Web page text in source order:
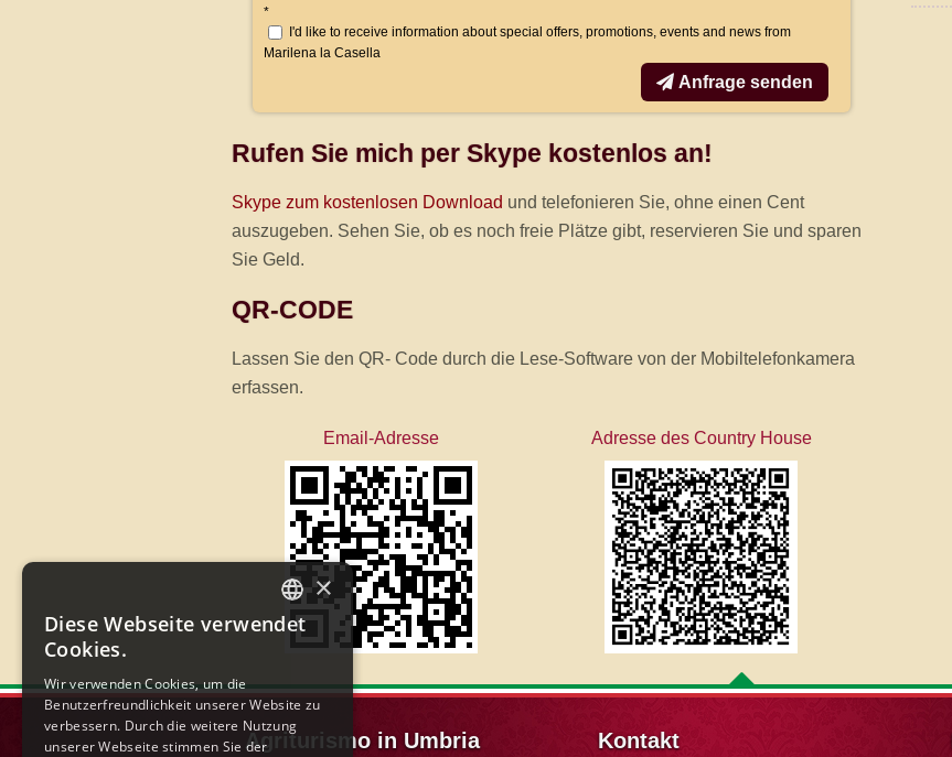
*
I'd like to receive information about special offers, promotions, events and news from
Marilena la Casella
Anfrage senden
Rufen Sie mich per Skype kostenlos an!
Skype zum kostenlosen Download und telefonieren Sie, ohne einen Cent
auszugeben. Sehen Sie, ob es noch freie Plätze gibt, reservieren Sie und sparen
Sie Geld.
QR-CODE
Lassen Sie den QR- Code durch die Lese-Software von der Mobiltelefonkamera
erfassen.
Email-Adresse Adresse des Country House
Agriturismo in Umbria Kontakt
ITALIAN
FRENCH
GERMAN
×
Diese Webseite verwendet
Cookies.
Wir verwenden Cookies, um die
Benutzerfreundlichkeit unserer Website zu
verbessern. Durch die weitere Nutzung
unserer Webseite stimmen Sie der